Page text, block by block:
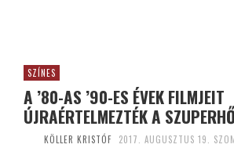
SZÍNES
A ’80-AS ’90-ES ÉVEK FILMJEIT
ÚJRAÉRTELMEZTÉK A
KÖLLER KRISTÓF 2017. AUGUSZTUS 19.